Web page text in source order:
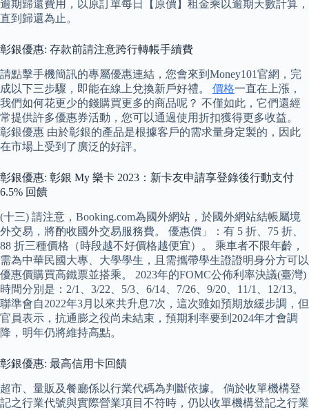
逾期歸還費用，以原訂單每日【原價】租金乘以逾期天數計算，
直到歸還為止。
彰銀優惠: 存款前請注意跨行轉帳手續費
請點擊手機簡訊的專屬優惠連結，您會來到Money101官網，完
成以下三步驟，即能在線上兌換新戶好禮。 價格一直在上漲，
我們如何花更少的錢購買更多的商品呢？ 不僅如此，它們還經
常提供許多優惠券活動，您可以通過使用折扣獲得更多收益。
彰銀優惠 由於彰銀的產品是根據客戶的需求量身定製的，因此
在市場上受到了廣泛的好評。
彰銀優惠: 彰銀 My 樂卡 2023：新卡友申請享登錄後行動支付
6.5% 回饋
(十三) 請注意，Booking.com為國外網站，於國外網站結帳屬境
外交易，將酌收國外交易服務費。 優惠價」：有 5 折、75 折、
88 折三種價格（時段越不好價格越便宜）。 乘車者不限年齡，
需為中華民國大專、大學學生，且需攜帶學生證證明身分方可以
優惠價購買高鐵票並搭乘。 2023年的FOMC公佈利率決議(臺灣)
時間分別是：2/1、3/22、5/3、6/14、7/26、9/20、11/1、12/13。
聯準會自2022年3月以來共升息7次，這次雖如預期放緩步調，但
官員表示，抗通膨之役尚未結束，預期利率要到2024年才會調
降，明年仍將維持高點。
彰銀優惠: 最高信用卡回饋
超市、量販及餐廳係以行業代碼為判斷依據。 倘於收單機構登
記之行業代號與實際營業項目不符時，仍以收單機構登記之行業